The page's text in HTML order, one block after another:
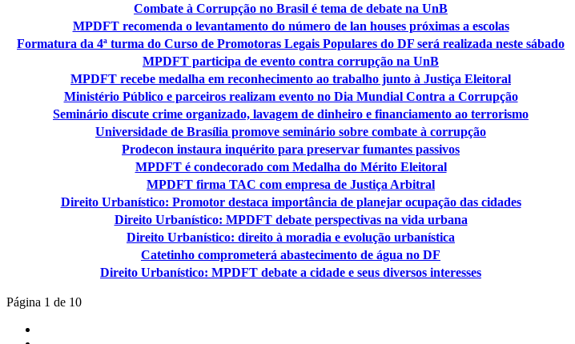
Combate à Corrupção no Brasil é tema de debate na UnB
MPDFT recomenda o levantamento do número de lan houses próximas a escolas
Formatura da 4ª turma do Curso de Promotoras Legais Populares do DF será realizada neste sábado
MPDFT participa de evento contra corrupção na UnB
MPDFT recebe medalha em reconhecimento ao trabalho junto à Justiça Eleitoral
Ministério Público e parceiros realizam evento no Dia Mundial Contra a Corrupção
Seminário discute crime organizado, lavagem de dinheiro e financiamento ao terrorismo
Universidade de Brasília promove seminário sobre combate à corrupção
Prodecon instaura inquérito para preservar fumantes passivos
MPDFT é condecorado com Medalha do Mérito Eleitoral
MPDFT firma TAC com empresa de Justiça Arbitral
Direito Urbanístico: Promotor destaca importância de planejar ocupação das cidades
Direito Urbanístico: MPDFT debate perspectivas na vida urbana
Direito Urbanístico: direito à moradia e evolução urbanística
Catetinho comprometerá abastecimento de água no DF
Direito Urbanístico: MPDFT debate a cidade e seus diversos interesses
Página 1 de 10